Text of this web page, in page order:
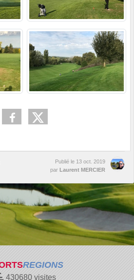
Publié le 13 oct. 2019
par Laurent MERCIER
REGIONS
430680 visites